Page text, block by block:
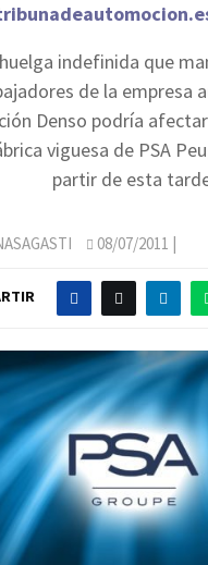
indefinida que
de la empresa
Denso podría
viguesa de PSA
partir de esta
08/07/2011 |